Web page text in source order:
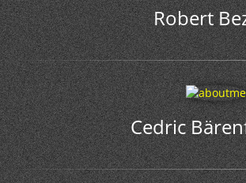
Robert
Cedric